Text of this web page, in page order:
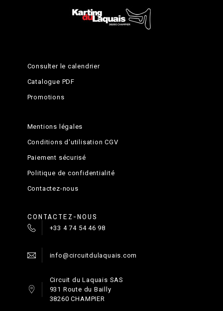
Consulter le calendrier
Catalogue PDF
Promotions
Mentions légales
Conditions d'utilisation CGV
Paiement sécurisé
Politique de confidentialité
Contactez-nous
CONTACTEZ-NOUS
+33 4 74 54 46 98
info@circuitdulaquais.com
Circuit du Laquais SAS
931 Route du Bailly
38260 CHAMPIER